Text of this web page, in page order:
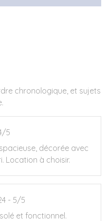
chronologique, et sujets
5
décorée avec
Location à choisir.
5/5
et fonctionnel.